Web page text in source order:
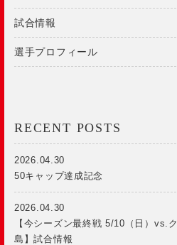
試合情報
選手プロフィール
RECENT POSTS
2026.04.30
50キャップ達成記念
2026.04.30
【今シーズン最終戦 5/10（日）vs.
島】試合情報